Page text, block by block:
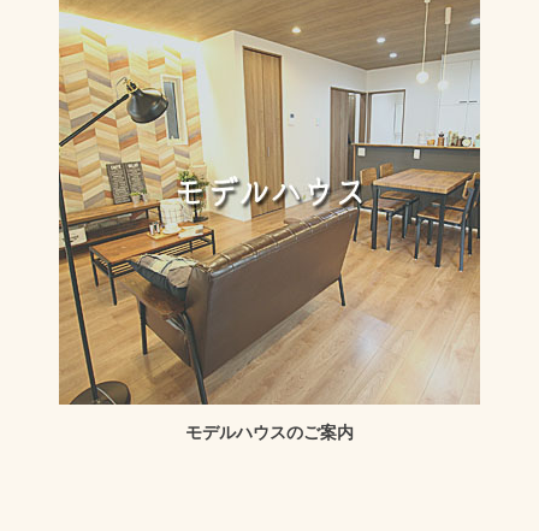
モデルハウスのご案内